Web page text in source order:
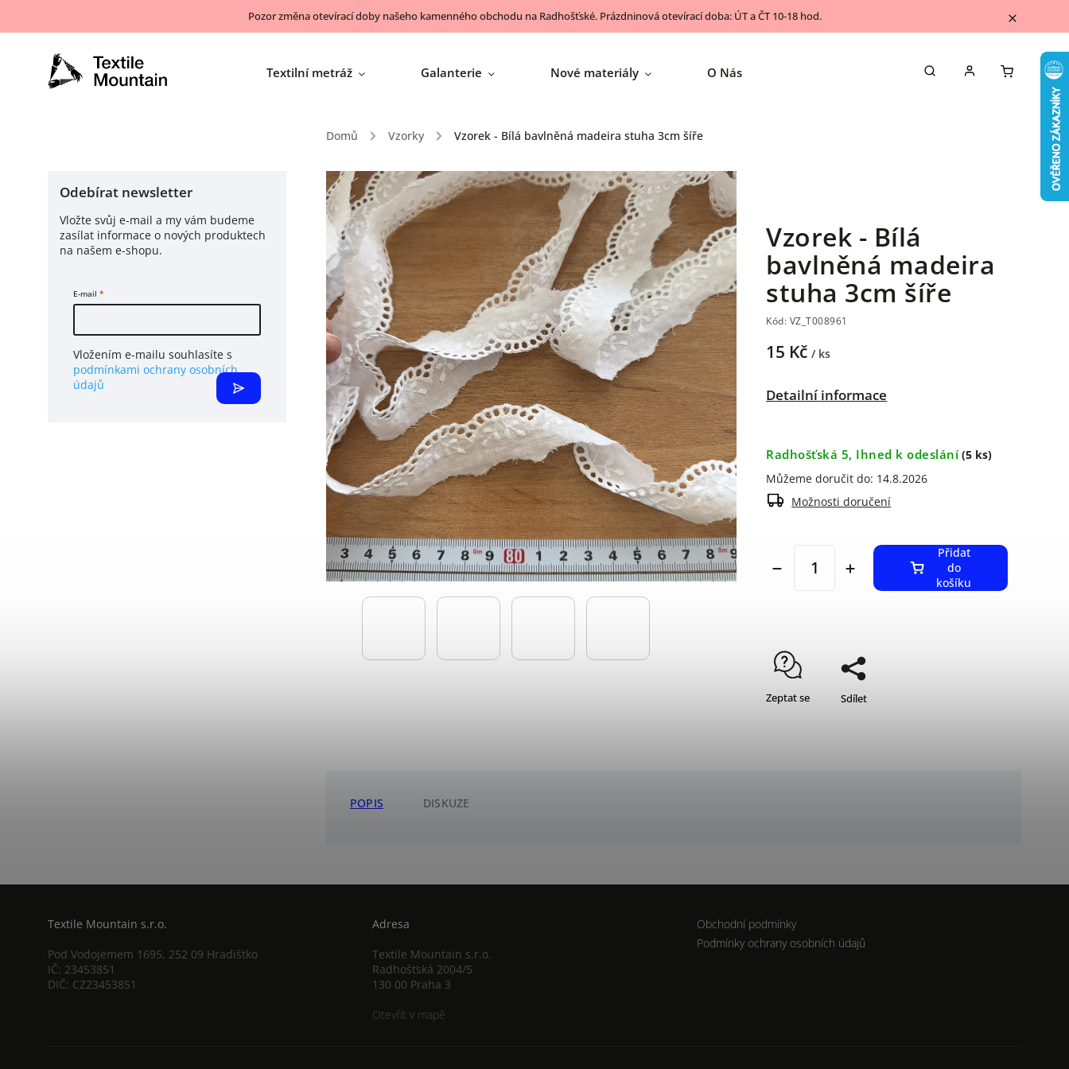
Pozor změna otevírací doby našeho kamenného obchodu na Radhošťské. Prázdninová otevírací doba: ÚT a ČT 10-18 hod.
Textilní metráž Galanterie Nové materiály O Nás Kontakty Blog
Domů / Vzorky / Vzorek - Bílá bavlněná madeira stuha 3cm šíře
Odebírat newsletter
Vložte svůj e-mail a my vám budeme
zasílat informace o nových produktech
na našem e-shopu.
E-mail
Vložením e-mailu souhlasíte s
podmínkami ochrany osobních
údajů
Vzorek - Bílá
bavlněná madeira
stuha 3cm šíře
Kód: VZ_T008961
15 Kč/ ks
Detailní informace
Radhošťská 5, Ihned k odeslání (5 ks)
Můžeme doručit do: 14.8.2026
Možnosti doručení
Přidat
do
košíku
Zeptat se Sdílet
POPIS DISKUZE
Textile Mountain s.r.o.
Pod Vodojemem 1695, 252 09 Hradištko
IČ: 23453851
DIČ: CZ23453851
Adresa
Textile Mountain s.r.o.
Radhošťská 2004/5
130 00 Praha 3
Otevřít v mapě
Obchodní podmínky
Podmínky ochrany osobních údajů